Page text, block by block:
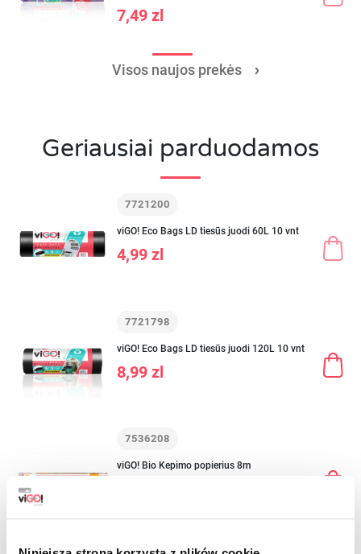
7,49 zl
Visos naujos prekės
Geriausiai parduodamos
7721200
viGO! Eco Bags LD tiesūs juodi 60L 10 vnt
4,99 zl
7721798
viGO! Eco Bags LD tiesūs juodi 120L 10 vnt
8,99 zl
7536208
viGO! Bio Kepimo popierius 8m